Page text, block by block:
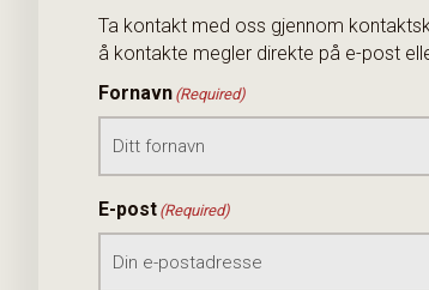
Ta kontakt med oss gjennom
å kontakte megler direkte på e-post
Fornavn (Required)
E-post (Required)